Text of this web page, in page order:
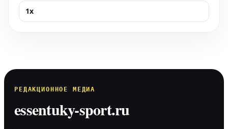
1x
РЕДАКЦИОННОЕ МЕДИА
essentuky-sport.ru